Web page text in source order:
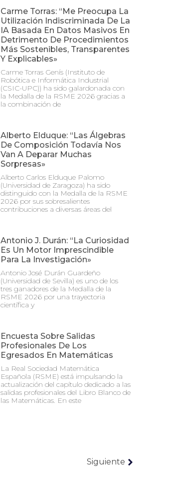
Carme Torras: “Me Preocupa La
Utilización Indiscriminada De La
IA Basada En Datos Masivos En
Detrimento De Procedimientos
Más Sostenibles, Transparentes
Y Explicables»
Carme Torras Genís (Instituto de
Robótica e Informática Industrial
(CSIC-UPC)) ha sido galardonada con
la Medalla de la RSME 2026 gracias a
la combinación de
Alberto Elduque: “Las Álgebras
De Composición Todavía Nos
Van A Deparar Muchas
Sorpresas»
Alberto Carlos Elduque Palomo
(Universidad de Zaragoza) ha sido
distinguido con la Medalla de la RSME
2026 por sus sobresalientes
contribuciones a diversas áreas del
Antonio J. Durán: “La Curiosidad
Es Un Motor Imprescindible
Para La Investigación»
Antonio José Durán Guardeño
(Universidad de Sevilla) es uno de los
tres ganadores de la Medalla de la
RSME 2026 por una trayectoria
científica y
Encuesta Sobre Salidas
Profesionales De Los
Egresados En Matemáticas
La Real Sociedad Matemática
Española (RSME) está impulsando la
actualización del capítulo dedicado a las
salidas profesionales del Libro Blanco de
las Matemáticas. En este
Siguiente